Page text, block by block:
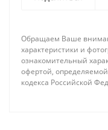
возможность
подъемом за
комплектации
Обращаем Ваше
характеристики и
ознакомительный
офертой,
кодекса Российской